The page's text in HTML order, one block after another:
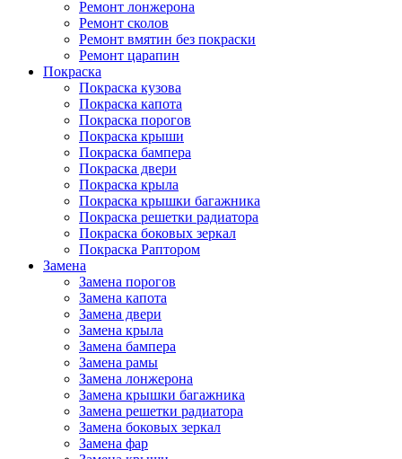
Ремонт лонжерона
Ремонт сколов
Ремонт вмятин без покраски
Ремонт царапин
Покраска
Покраска кузова
Покраска капота
Покраска порогов
Покраска крыши
Покраска бампера
Покраска двери
Покраска крыла
Покраска крышки багажника
Покраска решетки радиатора
Покраска боковых зеркал
Покраска Раптором
Замена
Замена порогов
Замена капота
Замена двери
Замена крыла
Замена бампера
Замена рамы
Замена лонжерона
Замена крышки багажника
Замена решетки радиатора
Замена боковых зеркал
Замена фар